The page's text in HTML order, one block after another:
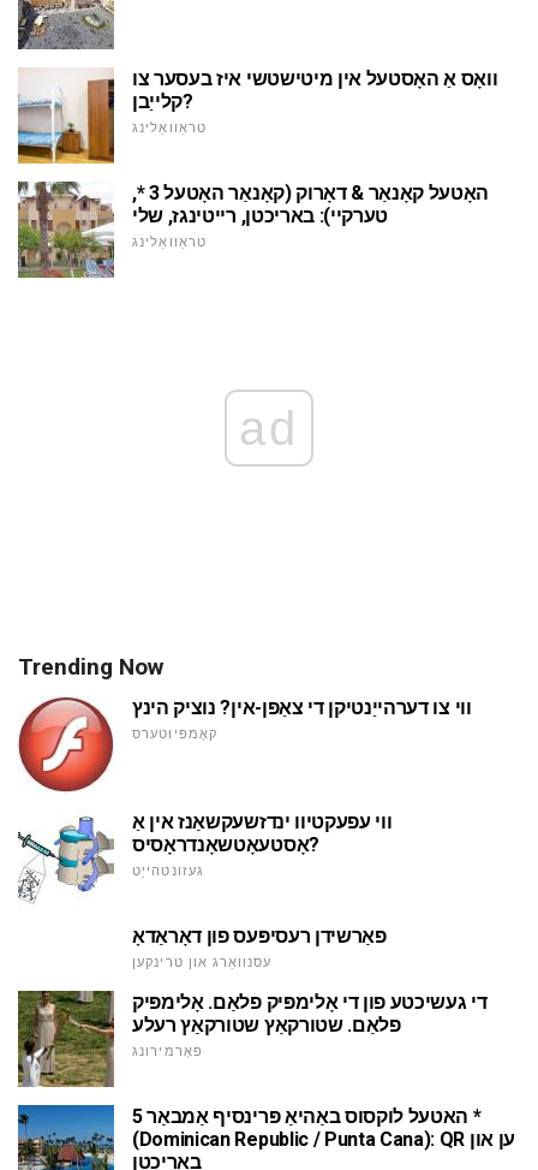
וואָס אַ האָסטעל אין מיטישטשי איז בעסער צו
קלייַבן?
טראַוואַלינג
האָטעל קאָנאַר & דאָרוק (קאָנאַר האָטעל 3 *,
טערקיי): באריכטן, רייטינגז, שלי
טראַוואַלינג
ad
Trending Now
ווי צו דערהייַנטיקן די צאַפּן-אין? נוציק הינץ
קאָמפּיוטערס
ווי עפעקטיוו ינדזשעקשאַנז אין אַ
אָסטעאָטשאָנדראָסיס?
געזונטהייַט
פאַרשידן רעסיפּעס פון דאָראַדאָ
עסנוואַרג און טרינקען
די געשיכטע פון די אָלימפּיק פלאַם. אָלימפּיק
פלאַם. שטורקאַץ שטורקאַץ רעלע
פאָרמירונג
האטעל לוקסוס באַהיאַ פּרינסיף אַמבאַר 5 *
(Dominican Republic / Punta Cana): QR ען און
באריכטן